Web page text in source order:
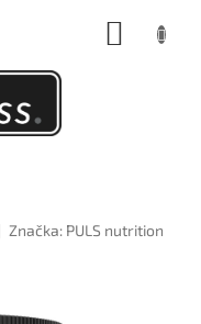
Značka: PULS nutrition